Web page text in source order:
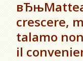
crescere,
talamo
il